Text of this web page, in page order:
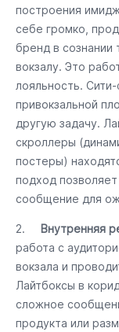
построения
себе громко,
бренд в
вокзалу. Это
лояльность.
привокзальной
другую задачу.
скроллеры
постеры)
подход
сообщение для
2. Внутренняя
работа с
вокзала и
Лайтбоксы в
сложное
продукта или